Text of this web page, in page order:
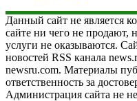
Данный сайт не является
сайте ни чего не продают,
услуги не оказываются.
новостей RSS канала
newsru.com. Материалы
ответственность за
Администрация сайта не